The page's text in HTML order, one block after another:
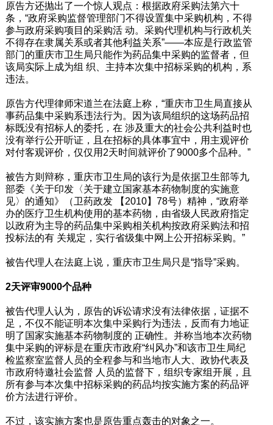
原告方还抛出了一个惊人观点：根据政府采购法第六十
条，“政府采购监督管理部门不得设置集中采购机构，不得
参与政府采购项目的采购活 动。采购代理机构与行政机关
不得存在隶属关系或者其他利益关系”——本应是行政监管
部门的重庆市卫生局只能作为药品集中采购的监督者，但
该局实际上成为组 织、主持本次集中招标采购的机构，系
违法。
原告方代理律师宋道兰在法庭上称，“重庆市卫生局直接从
事药品集中采购系违法行为。因为该局组织的这场药品招
标既没有招标人的委托，在 涉及重大的社会公共利益时也
没有举行公开听证，且在招标的具体事宜中，用主观评价
对付客观评价，仅仅用2天时间就评价了9000多个品种。”
被告方则辩称，重庆市卫生局的该行为是依据卫生部等九
部委《关于印发〈关于建立国家基本药物制度的实施意
见〉的通知》（卫药政发 【2010】78号）精神，“政府举
办的医疗卫生机构使用的基本药物，由省级人民政府指定
以政府为主导的药品集中采购相关机构按政府采购法和招
投标法的有 关规定，实行省级集中网上公开招标采购。”
被告代理人在法庭上说，重庆市卫生局只是“指导”采购。
2天评审9000个品种
被告代理人认为，原告的诉讼请求没有法律依据，证据不
足，不仅不能证明本次集中采购行为违法，反而有力地证
明了国家实施基本药物制度的 正确性。并称当地本次药物
集中采购的评标是在重庆市政府“纠风办”和该市卫生局纪
检监察室监督人员的全程参与和当地市人大、政协代表及
市政府特邀社会监督 人员的监督下，组织专家组开展，且
所有参与本次集中招标采购的药品均按实施方案的药品评
价方法进行评价。
不过，该实施方案也是原告重点轰击的对象之一。